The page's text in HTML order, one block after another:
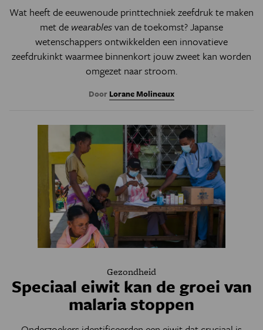
Wat heeft de eeuwenoude printtechniek zeefdruk te maken
met de wearablesvan de toekomst? Japanse
wetenschappers ontwikkelden een innovatieve
zeefdrukinkt waarmee binnenkort jouw zweet kan worden
omgezet naar stroom.
Door Lorane Molineaux
Gezondheid
Speciaal eiwit kan de groei van
malaria stoppen